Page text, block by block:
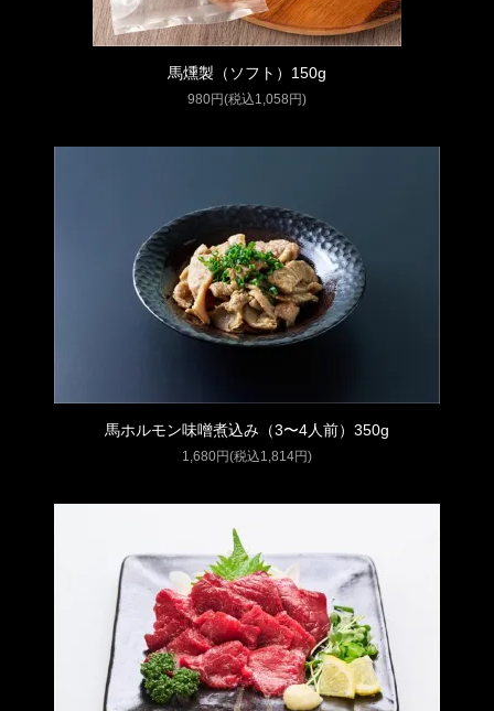
馬燻製（ソフト）150g
980円(税込1,058円)
馬ホルモン味噌煮込み（3〜4人前）350g
1,680円(税込1,814円)